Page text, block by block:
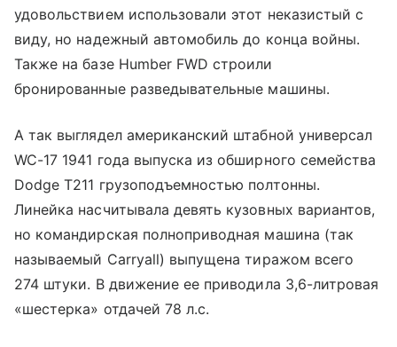
удовольствием использовали этот неказистый с
виду, но надежный автомобиль до конца войны.
Также на базе Humber FWD строили
бронированные разведывательные машины.
А так выглядел американский штабной универсал
WC-17 1941 года выпуска из обширного семейства
Dodge T211 грузоподъемностью полтонны.
Линейка насчитывала девять кузовных вариантов,
но командирская полноприводная машина (так
называемый Carryall) выпущена тиражом всего
274 штуки. В движение ее приводила 3,6-литровая
«шестерка» отдачей 78 л.с.